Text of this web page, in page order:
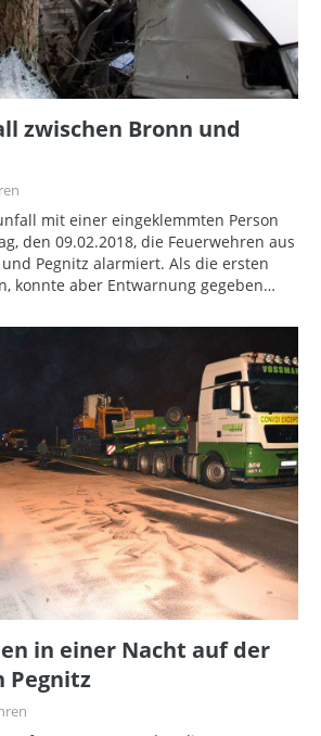
zwischen Bronn und
mit einer eingeklemmten Person
den 09.02.2018, die Feuerwehren aus
Pegnitz alarmiert. Als die ersten
konnte aber Entwarnung gegeben…
in einer Nacht auf der
Pegnitz